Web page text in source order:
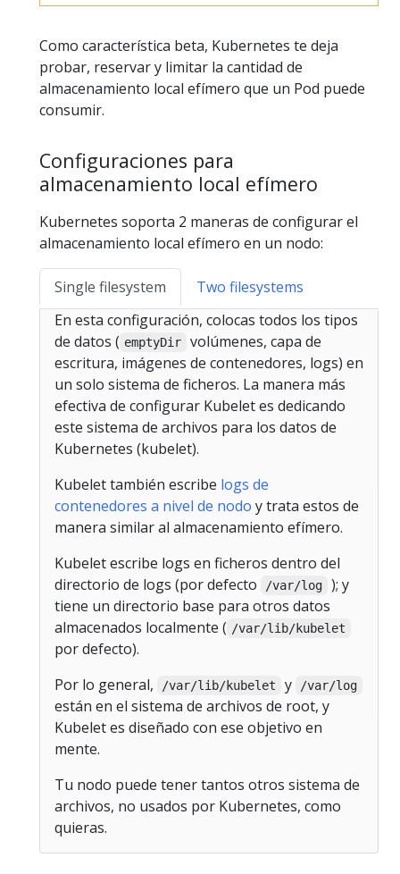
Como característica beta, Kubernetes te deja
probar, reservar y limitar la cantidad de
almacenamiento local efímero que un Pod puede
consumir.
Configuraciones para
almacenamiento local efímero
Kubernetes soporta 2 maneras de configurar el
almacenamiento local efímero en un nodo:
Single filesystem
Two filesystems
En esta configuración, colocas todos los tipos
de datos ( emptyDir
volúmenes, capa de
escritura, imágenes de contenedores, logs) en
un solo sistema de ficheros. La manera más
efectiva de configurar Kubelet es dedicando
este sistema de archivos para los datos de
Kubernetes (kubelet).
Kubelet también escribe logs de
contenedores a nivel de nodo y trata estos de
manera similar al almacenamiento efímero.
Kubelet escribe logs en ficheros dentro del
directorio de logs (por defecto
/var/log
); y
tiene un directorio base para otros datos
almacenados localmente ( /var/lib/kubelet
por defecto).
Por lo general,
/var/lib/kubelet y /var/log
están en el sistema de archivos de root, y
Kubelet es diseñado con ese objetivo en
mente.
Tu nodo puede tener tantos otros sistema de
archivos, no usados por Kubernetes, como
quieras.